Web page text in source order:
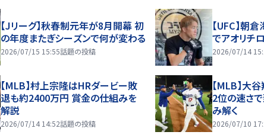
【Jリーグ】秋春制元年が8月開幕 初
の年度またぎシーズンで何が変わる
2026/07/15 15:55話題の投稿
【UFC】朝
でアオリチ
2026/07/14
【MLB】村上宗隆はHRダービー敗
退も約2400万円 賞金の仕組みを
解説
2026/07/14 14:52話題の投稿
【MLB】大
2位の速さ
み解く
2026/07/10